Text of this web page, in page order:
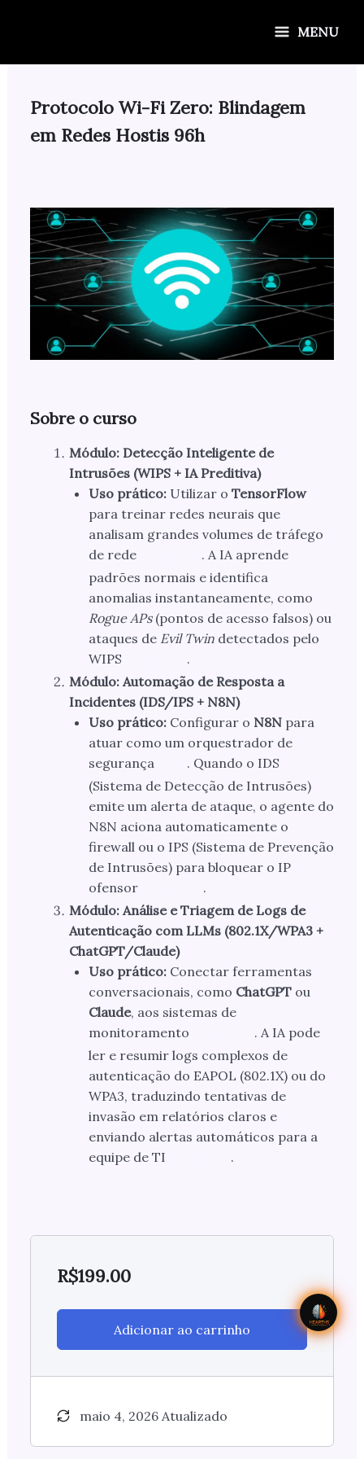
MENU
Protocolo Wi-Fi Zero: Blindagem
em Redes Hostis 96h
Sobre o curso
Módulo: Detecção Inteligente de
Intrusões (WIPS + IA Preditiva)
Uso prático:Utilizar o TensorFlow
para treinar redes neurais que
analisam grandes volumes de tráfego
de rede
. A IA aprende
padrões normais e identifica
anomalias instantaneamente, como
Rogue APs(pontos de acesso falsos) ou
ataques de Evil Twindetectados pelo
WIPS
.
Módulo: Automação de Resposta a
Incidentes (IDS/IPS + N8N)
Uso prático:Configurar o N8Npara
atuar como um orquestrador de
segurança
. Quando o IDS
(Sistema de Detecção de Intrusões)
emite um alerta de ataque, o agente do
N8N aciona automaticamente o
firewall ou o IPS (Sistema de Prevenção
de Intrusões) para bloquear o IP
ofensor
.
Módulo: Análise e Triagem de Logs de
Autenticação com LLMs (802.1X/WPA3 +
ChatGPT/Claude)
Uso prático:Conectar ferramentas
conversacionais, como ChatGPTou
Claude, aos sistemas de
monitoramento
. A IA pode
ler e resumir logs complexos de
autenticação do EAPOL (802.1X) ou do
WPA3, traduzindo tentativas de
invasão em relatórios claros e
enviando alertas automáticos para a
equipe de TI
.
R$199.00
Adicionar ao carrinho
maio 4, 2026 Atualizado